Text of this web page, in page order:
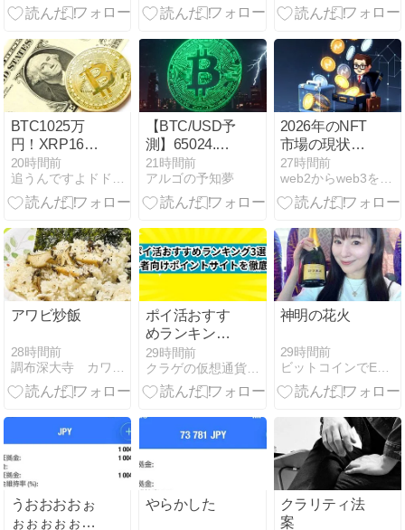
心！9年連続1
績と即日利益
実現の最強ツ
ール
BTC1025万
円！XRP162
円！
20時間前
追うんですよドドリアさん
【BTC/USD予
測】65024.73
円上昇トレン
ド｜MACDゴ
ールデンクロ
間の値動き
【08/08】
21時間前
アルゴの予知夢
2026年のNFT
市場の現状と
未来～新興
NFT
StonkBrokers
27時間前
web2からweb3を語るブログ
アワビ炒飯
28時間前
ポイ活おすす
めランキング
3選｜初心者
向けポイント
サイトを徹底
29時間前
クラゲの仮想通貨航海ブログ
神明の花火
29時間前
ビットコインでEnjoyLife
うおおおおぉ
ぉぉぉぉぉぉ
やらかした
クラリティ法
案